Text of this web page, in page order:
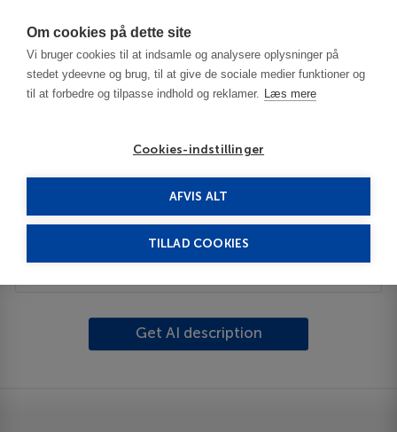
Om cookies på dette site
Vi bruger cookies til at indsamle og analysere oplysninger på
stedet ydeevne og brug, til at give de sociale medier funktioner og
til at forbedre og tilpasse indhold og reklamer. Læs mere
Cookies-indstillinger
AFVIS ALT
TILLAD COOKIES
Wilmington - NC Carolina Beach
Beskrivelse
Get AI description